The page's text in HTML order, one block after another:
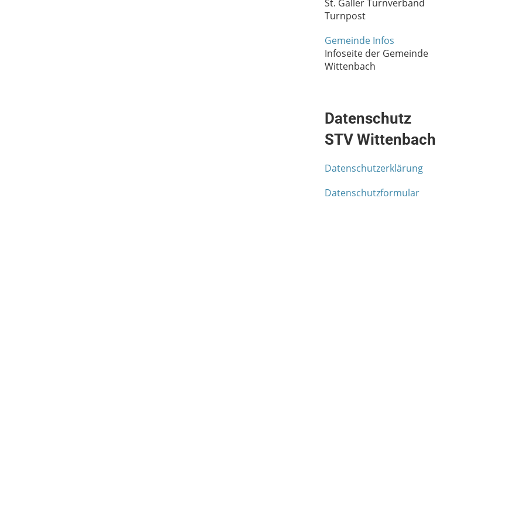
St. Galler Turnverband
Turnpost
Gemeinde Infos
Infoseite der Gemeinde
Wittenbach
Datenschutz
STV Wittenbach
Datenschutzerklärung
Datenschutzformular